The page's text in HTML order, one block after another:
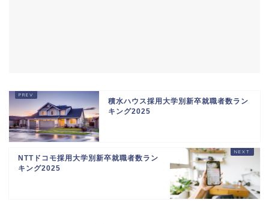
積水ハウス採用大学別新卒就職者数ラン
キング2025
NTTドコモ採用大学別新卒就職者数ラン
キング2025